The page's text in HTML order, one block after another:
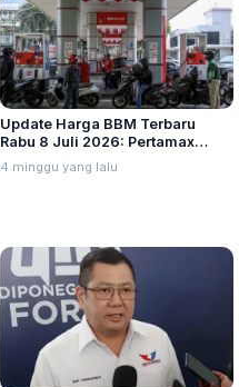
Update Harga BBM Terbaru
Rabu 8 Juli 2026: Pertamax
Turbo, Dexlite, dan Pertamina
Dex Turun
4 minggu yang lalu